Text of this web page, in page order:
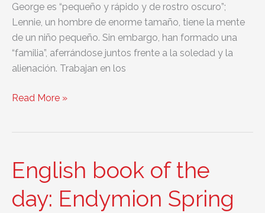
George es “pequeño y rápido y de rostro oscuro”;
Lennie, un hombre de enorme tamaño, tiene la mente
de un niño pequeño. Sin embargo, han formado una
“familia”, aferrándose juntos frente a la soledad y la
alienación. Trabajan en los
English
Of
Mice
and
Read More »
English book of the
day: Endymion Spring